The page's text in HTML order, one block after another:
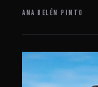
Ana Belén Pinto